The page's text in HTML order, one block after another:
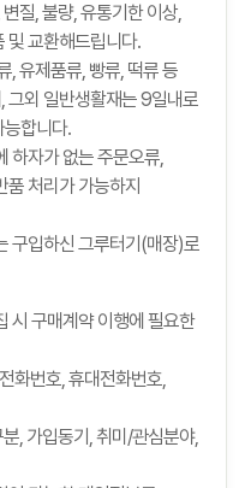
질, 불량, 유통기한 이상,
및 교환해드립니다.
유제품류, 빵류, 떡류 등
그외 일반생활재는 9일내로
능합니다.
하자가 없는 주문오류,
처리가 가능하지
구입하신 그루터기(매장)로
시 구매계약 이행에 필요한
화번호, 휴대전화번호,
, 가입동기, 취미/관심분야,